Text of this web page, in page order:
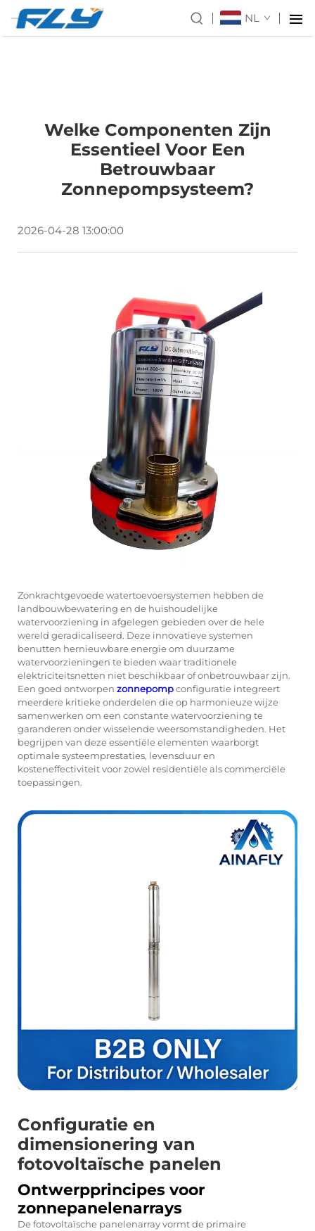
NL
Welke Componenten Zijn
Essentieel Voor Een
Betrouwbaar
Zonnepompsysteem?
2026-04-28 13:00:00
Zonkrachtgevoede watertoevoersystemen hebben de
landbouwbewatering en de huishoudelijke
watervoorziening in afgelegen gebieden over de hele
wereld geradicaliseerd. Deze innovatieve systemen
benutten hernieuwbare energie om duurzame
watervoorzieningen te bieden waar traditionele
elektriciteitsnetten niet beschikbaar of onbetrouwbaar zijn.
Een goed ontworpen zonnepompconfiguratie integreert
meerdere kritieke onderdelen die op harmonieuze wijze
samenwerken om een constante watervoorziening te
garanderen onder wisselende weersomstandigheden. Het
begrijpen van deze essentiële elementen waarborgt
optimale systeemprestaties, levensduur en
kosteneffectiviteit voor zowel residentiële als commerciële
toepassingen.
Configuratie en
dimensionering van
fotovoltaïsche panelen
Ontwerpprincipes voor
zonnepanelenarrays
De fotovoltaïsche panelenarray vormt de primaire